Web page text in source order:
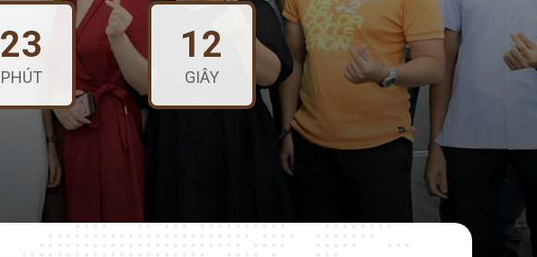
23
PHÚT
10
GIÂY